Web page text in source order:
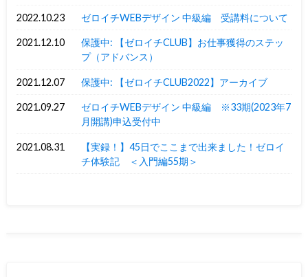
2022.10.23 ゼロイチWEBデザイン 中級編 受講料について
2021.12.10
保護中: 【ゼロイチCLUB】お仕事獲得のステッ
プ（アドバンス）
2021.12.07 保護中: 【ゼロイチCLUB2022】アーカイブ
2021.09.27
ゼロイチWEBデザイン 中級編 ※33期(2023年7
月開講)申込受付中
2021.08.31
【実録！】45日でここまで出来ました！ゼロイ
チ体験記 ＜入門編55期＞